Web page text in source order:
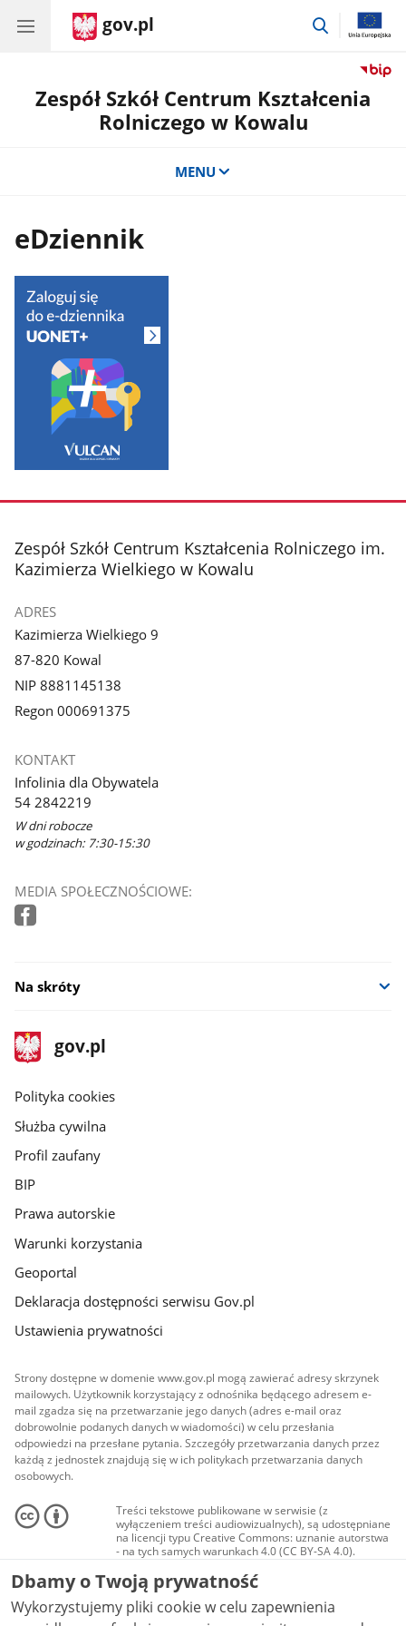
gov.pl
przejdź
Zespół Szkół Centrum Kształcenia
Rolniczego w Kowalu
MENU
eDziennik
stopka
Zespół Szkół Centrum Kształcenia Rolniczego im.
Kazimierza Wielkiego w Kowalu
ADRES
Kazimierza Wielkiego 9
87-820 Kowal
NIP 8881145138
Regon 000691375
KONTAKT
Infolinia dla Obywatela
54 2842219
W dni robocze
w godzinach: 7:30-15:30
MEDIA SPOŁECZNOŚCIOWE:
Na skróty
stopka
gov.pl
Strona
gov.pl
gov.pl
Polityka cookies
Służba cywilna
Profil zaufany
BIP
Prawa autorskie
Warunki korzystania
Geoportal
Deklaracja dostępności serwisu Gov.pl
Ustawienia prywatności
Strony dostępne w domenie www.gov.pl mogą zawierać adresy skrzynek
mailowych. Użytkownik korzystający z odnośnika będącego adresem e-
mail zgadza się na przetwarzanie jego danych (adres e-mail oraz
dobrowolnie podanych danych w wiadomości) w celu przesłania
odpowiedzi na przesłane pytania. Szczegóły przetwarzania danych przez
każdą z jednostek znajdują się w ich politykach przetwarzania danych
osobowych.
Treści tekstowe publikowane w serwisie (z
wyłączeniem treści audiowizualnych), są udostępniane
na licencji typu Creative Commons: uznanie autorstwa
- na tych samych warunkach 4.0 (CC BY-SA 4.0).
Materiały audiowizualne, w tym zdjęcia, materiały
audio i wideo, są udostępniane na licencji typu
Creative Commons: uznanie autorstwa użycie
niekomercyjne - bez utworów zależnych 4.0 (CC BY-
NC-ND 4.0), o ile nie jest to stwierdzone inaczej.
Dbamy o Twoją prywatność
Wykorzystujemy pliki cookie w celu zapewnienia